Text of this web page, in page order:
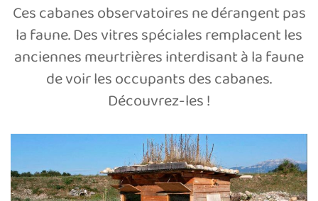
Ces cabanes observatoires ne dérangent pas
la faune. Des vitres spéciales remplacent les
anciennes meurtrières interdisant à la faune
de voir les occupants des cabanes.
Découvrez-les !